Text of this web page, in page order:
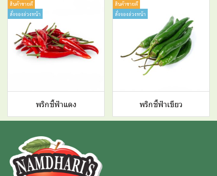
สินค้าขายดี
สั่งจองล่วงหน้า
พริกชี้ฟ้าแดง
สินค้าขายดี
สั่งจองล่วงหน้า
พริกชี้ฟ้าเขียว